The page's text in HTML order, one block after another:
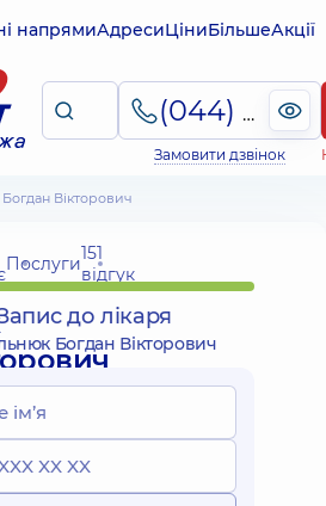
напрямиАдресиЦіниБільшеАкції
(044) 495-2-888
Замовити дзвінок
Богдан Вікторович
Послуги151
відгук
Виїзні
до лікаря
Богдан Вікторович